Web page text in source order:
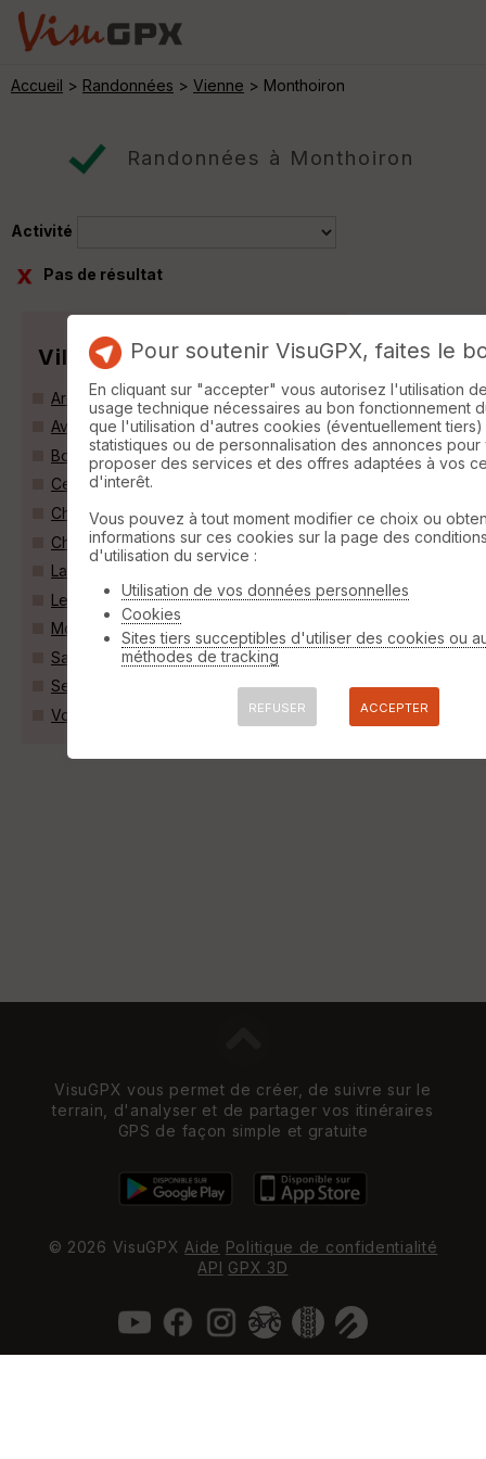
Accueil > Randonnées > Vienne > Monthoiron
Randonnées à Monthoiron
Activité
Pas de résultat
Villes
Archigny (86210)
Availles-en-Châtellerault (86530)
Bonneuil-Matours (86210)
Cenon-sur-Vienne (86530)
Châtellerault (86100)
Chenevelles (86450)
La Chapelle-Moulière (86210)
Leigné-les-Bois (86450)
Monthoiron (86210)
Saint-Sauveur (86100)
Senillé (86100)
Vouneuil-sur-Vienne (86210)
VisuGPX vous permet de créer, de suivre sur le
terrain, d'analyser et de partager vos itinéraires
GPS de façon simple et gratuite
© 2026 VisuGPX Aide Politique de confidentialité
API GPX 3D
Pour soutenir VisuGPX, faites le
En cliquant sur "accepter" vous autorisez l'utilisation
usage technique nécessaires au bon fonctionnement
que l'utilisation d'autres cookies (éventuellement
statistiques ou de personnalisation des annonces pour
proposer des services et des offres adaptées à vos
d'interêt.
Vous pouvez à tout moment modifier ce choix ou
informations sur ces cookies sur la page des
d'utilisation du service :
Utilisation de vos données personnelles
Cookies
Sites tiers succeptibles d'utiliser des cookies ou
méthodes de tracking
REFUSER ACCEPTER